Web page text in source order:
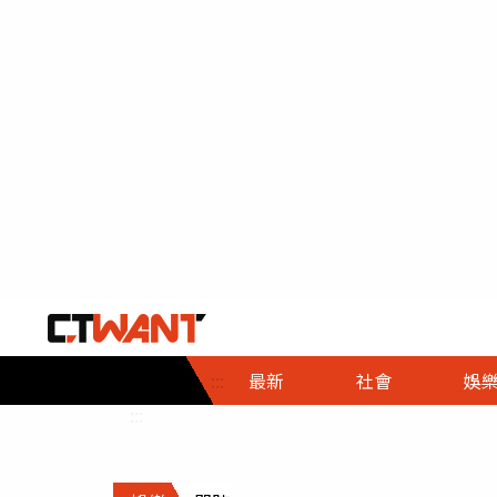
::: 最新 社會
社會首頁
時事
調查
娛樂
娛樂首頁
即時
財經首頁
熱線
政